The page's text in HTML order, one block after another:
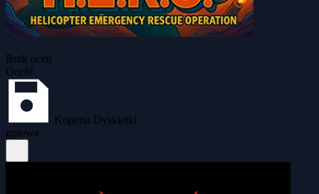
Brak ocen
Oceń!
Koperta Dyskietki
gotowa